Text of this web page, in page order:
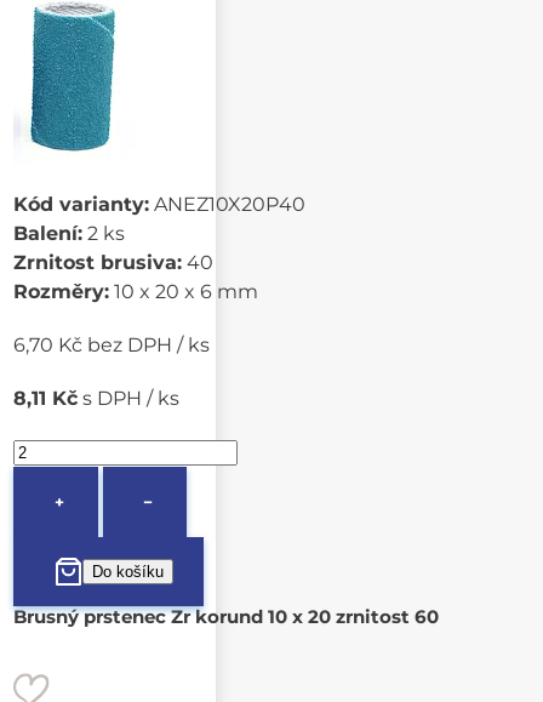
Kód varianty: ANEZ10X20P40
Balení: 2 ks
Zrnitost brusiva: 40
Rozměry: 10 x 20 x 6 mm
6,70 Kč bez DPH / ks
8,11 Kč s DPH / ks
+ −
Brusný prstenec Zr korund 10 x 20 zrnitost 60